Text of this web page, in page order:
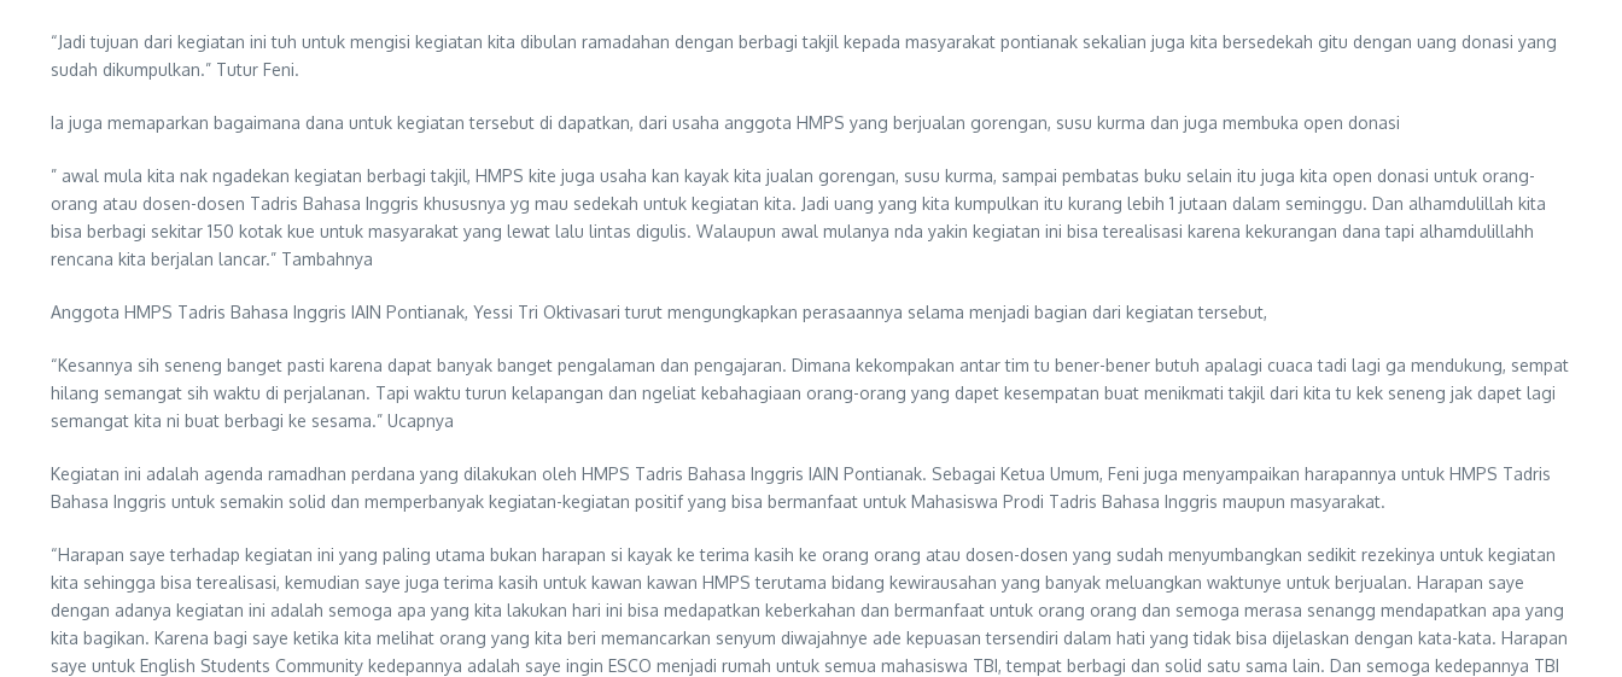
“Jadi tujuan dari kegiatan ini tuh untuk mengisi kegiatan kita dibulan ramadahan dengan berbagi takjil kepada masyarakat pontianak sekalian juga kita bersedekah gitu dengan uang donasi yang
sudah dikumpulkan.” Tutur Feni.
Ia juga memaparkan bagaimana dana untuk kegiatan tersebut di dapatkan, dari usaha anggota HMPS yang berjualan gorengan, susu kurma dan juga membuka open donasi
” awal mula kita nak ngadekan kegiatan berbagi takjil, HMPS kite juga usaha kan kayak kita jualan gorengan, susu kurma, sampai pembatas buku selain itu juga kita open donasi untuk orang-
orang atau dosen-dosen Tadris Bahasa Inggris khususnya yg mau sedekah untuk kegiatan kita. Jadi uang yang kita kumpulkan itu kurang lebih 1 jutaan dalam seminggu. Dan alhamdulillah kita
bisa berbagi sekitar 150 kotak kue untuk masyarakat yang lewat lalu lintas digulis. Walaupun awal mulanya nda yakin kegiatan ini bisa terealisasi karena kekurangan dana tapi alhamdulillahh
rencana kita berjalan lancar.” Tambahnya
Anggota HMPS Tadris Bahasa Inggris IAIN Pontianak, Yessi Tri Oktivasari turut mengungkapkan perasaannya selama menjadi bagian dari kegiatan tersebut,
“Kesannya sih seneng banget pasti karena dapat banyak banget pengalaman dan pengajaran. Dimana kekompakan antar tim tu bener-bener butuh apalagi cuaca tadi lagi ga mendukung, sempat
hilang semangat sih waktu di perjalanan. Tapi waktu turun kelapangan dan ngeliat kebahagiaan orang-orang yang dapet kesempatan buat menikmati takjil dari kita tu kek seneng jak dapet lagi
semangat kita ni buat berbagi ke sesama.” Ucapnya
Kegiatan ini adalah agenda ramadhan perdana yang dilakukan oleh HMPS Tadris Bahasa Inggris IAIN Pontianak. Sebagai Ketua Umum, Feni juga menyampaikan harapannya untuk HMPS Tadris
Bahasa Inggris untuk semakin solid dan memperbanyak kegiatan-kegiatan positif yang bisa bermanfaat untuk Mahasiswa Prodi Tadris Bahasa Inggris maupun masyarakat.
“Harapan saye terhadap kegiatan ini yang paling utama bukan harapan si kayak ke terima kasih ke orang orang atau dosen-dosen yang sudah menyumbangkan sedikit rezekinya untuk kegiatan
kita sehingga bisa terealisasi, kemudian saye juga terima kasih untuk kawan kawan HMPS terutama bidang kewirausahan yang banyak meluangkan waktunye untuk berjualan. Harapan saye
dengan adanya kegiatan ini adalah semoga apa yang kita lakukan hari ini bisa medapatkan keberkahan dan bermanfaat untuk orang orang dan semoga merasa senangg mendapatkan apa yang
kita bagikan. Karena bagi saye ketika kita melihat orang yang kita beri memancarkan senyum diwajahnye ade kepuasan tersendiri dalam hati yang tidak bisa dijelaskan dengan kata-kata. Harapan
saye untuk English Students Community kedepannya adalah saye ingin ESCO menjadi rumah untuk semua mahasiswa TBI, tempat berbagi dan solid satu sama lain. Dan semoga kedepannya TBI